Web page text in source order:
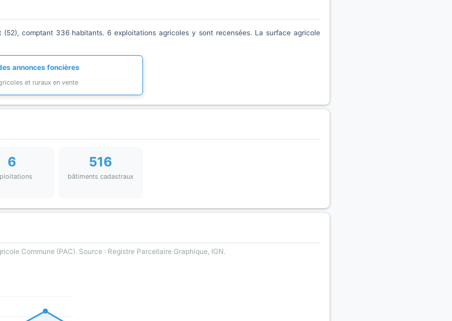
comptant 336 habitants. 6 exploitations agricoles y sont recensées. La surface agricole
annonces foncières
et ruraux en vente
6 516
bâtiments cadastraux
Commune (PAC). Source : Registre Parcellaire Graphique, IGN.